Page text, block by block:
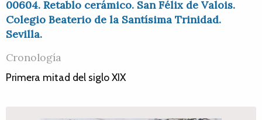
00604. Retablo cerámico. San Félix de Valois.
Colegio Beaterio de la Santísima Trinidad.
Sevilla.
Cronología
Primera mitad del siglo XIX